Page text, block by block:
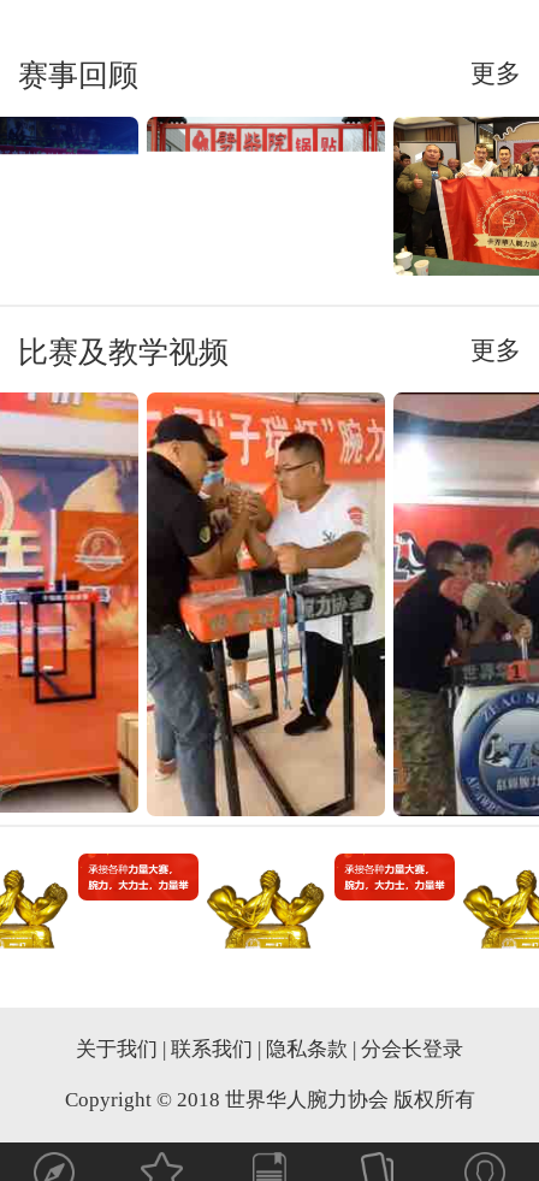
赛事回顾 更多
比赛及教学视频 更多
关于我们 | 联系我们 | 隐私条款 | 分会长登录
Copyright © 2018 世界华人腕力协会 版权所有